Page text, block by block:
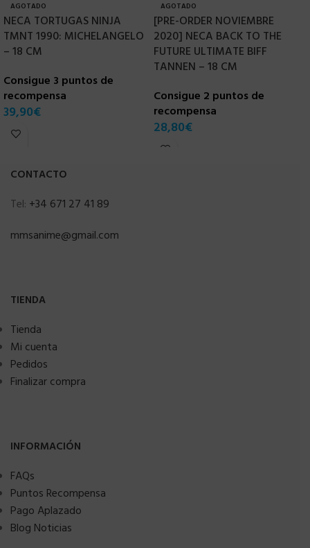
AGOTADO
NECA TORTUGAS NINJA
TMNT 1990: MICHELANGELO
– 18 CM
Consigue 3 puntos de
recompensa
39,90€
AGOTADO
[PRE-ORDER NOVIEMBRE
2020] NECA BACK TO THE
FUTURE ULTIMATE BIFF
TANNEN – 18 CM
Consigue 2 puntos de
recompensa
28,80€
CONTACTO
Tel: +34 671 27 41 89
mmsanime@gmail.com
TIENDA
Tienda
Mi cuenta
Pedidos
Finalizar compra
INFORMACIÓN
FAQs
Puntos Recompensa
Pago Aplazado
Blog Noticias